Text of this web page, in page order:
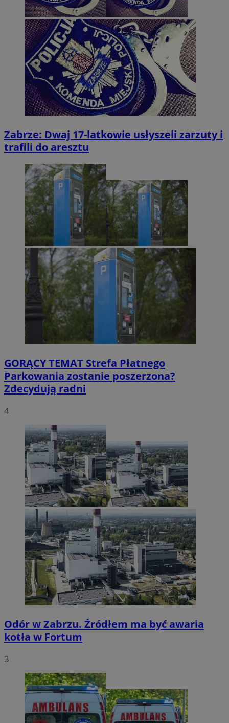
Zabrze: Dwaj 17-latkowie usłyszeli zarzuty i
trafili do aresztu
GORĄCY TEMAT Strefa Płatnego
Parkowania zostanie poszerzona?
Zdecydują radni
4
Odór w Zabrzu. Źródłem ma być awaria
kotła w Fortum
3